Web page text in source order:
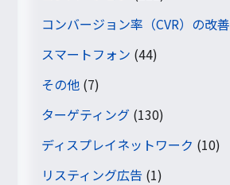
コンバージョン率（CVR）の改善
スマートフォン (44)
その他 (7)
ターゲティング (130)
ディスプレイネットワーク (10)
リスティング広告 (1)